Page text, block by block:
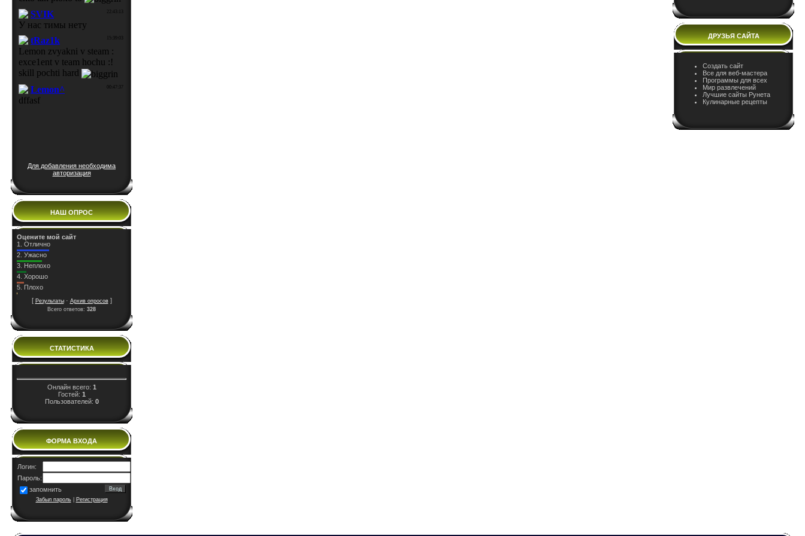
Для добавления необходима
авторизация
НАШ ОПРОС
Оцените мой сайт
1. Отлично
2. Ужасно
3. Неплохо
4. Хорошо
5. Плохо
[ Результаты· Архив опросов]
Всего ответов: 328
СТАТИСТИКА
Онлайн всего: 1
Гостей: 1
Пользователей: 0
ФОРМА ВХОДА
Логин:
Пароль:
запомнить
Забыл пароль| Регистрация
ДРУЗЬЯ САЙТА
Создать сайт
Все для веб-мастера
Программы для всех
Мир развлечений
Лучшие сайты Рунета
Кулинарные рецепты